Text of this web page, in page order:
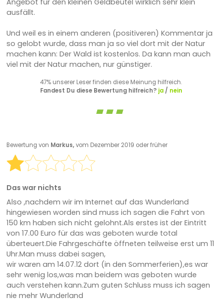
ausfällt.
Und weil es in einem anderen (positiveren) Kommentar ja
so gelobt wurde, dass man ja so viel dort mit der Natur
machen kann: Der Wald ist kostenlos. Da kann man auch
viel mit der Natur machen, nur günstiger.
47% unserer Leser finden diese Meinung hilfreich.
Fandest Du diese Bewertung hilfreich? ja/ nein
Bewertung von Markus,vom Dezember 2019 oder früher
Das war nichts
Also ,nachdem wir im Internet auf das Wunderland
hingewiesen worden sind muss ich sagen die Fahrt von
150 km haben sich nicht gelohnt.Als erstes ist der Eintritt
von 17.00 Euro für das was geboten wurde total
überteuert.Die Fahrgeschäfte öffneten teilweise erst um 11
Uhr.Man muss dabei sagen,
wir waren am 14.07.12 dort (in den Sommerferien),es war
sehr wenig los,was man beidem was geboten wurde
auch verstehen kann.Zum guten Schluss muss ich sagen
nie mehr Wunderland